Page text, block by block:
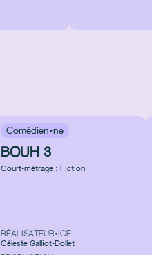
Comédien·ne
BOUH 3
Court-métrage : Fiction
RÉALISATEUR•ICE
Céleste Galliot-Dollet